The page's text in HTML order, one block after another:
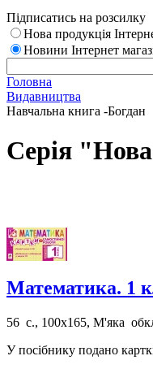
Підписатись на розсилку
Нова продукція
Новини Інтернет
Головна
Видавництва
Навчальна книга -Богдан
Серія
Математика. 1
56 с., 100х165, М'яка
У посібнику подано